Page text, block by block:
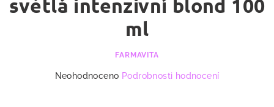
světlá intenzivní blond 100
ml
FARMAVITA
Neohodnoceno Podrobnosti hodnocení